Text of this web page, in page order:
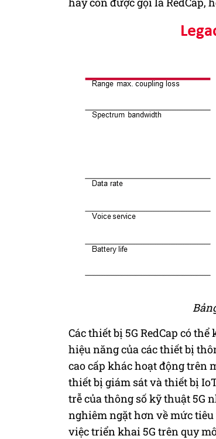
Các thiết bị 5G RedCap có
hiệu năngcủacác thiết bị
cao cấp khác hoạt động trên
thiết bị giám sát và thiết bị
trễcủathông số kỹ thuật 5G
nghiêm ngặt hơn về mức
việc triển khai 5G trên quy